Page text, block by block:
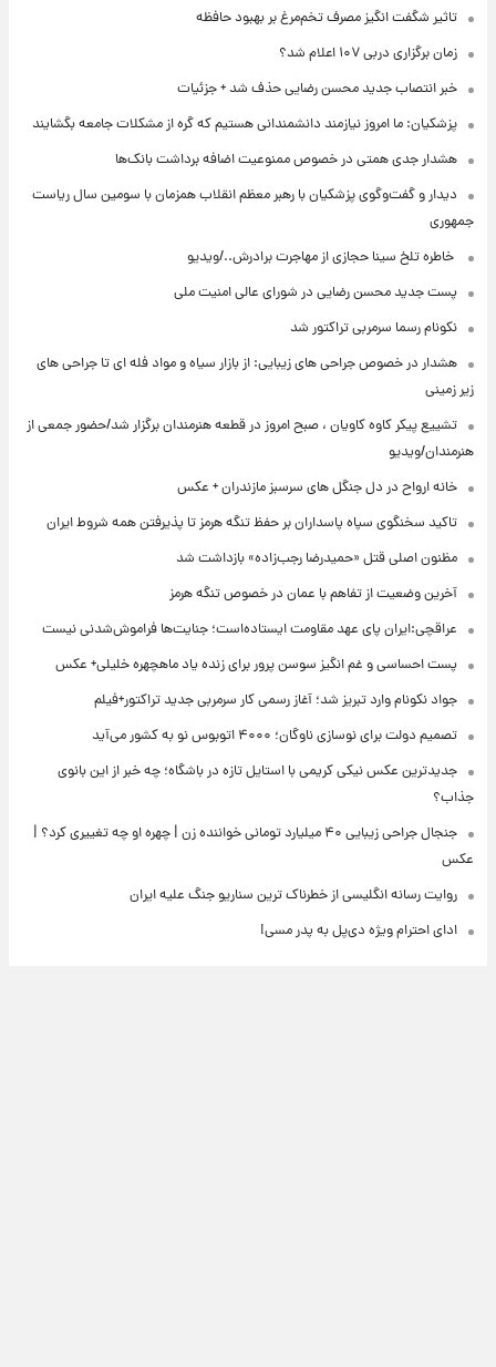
تاثیر شگفت انگیز مصرف تخم‌مرغ بر بهبود حافظه
زمان برگزاری دربی ۱۰۷ اعلام شد؟
خبر انتصاب جدید محسن رضایی حذف شد + جزئیات
پزشکیان: ما امروز نیازمند دانشمندانی هستیم که گره از مشکلات جامعه بگشایند
هشدار جدی همتی در خصوص ممنوعیت اضافه ‌برداشت بانک‌ها
دیدار و گفت‌وگوی پزشکیان با رهبر معظم انقلاب همزمان با سومین سال ریاست
جمهوری
⁨ خاطره تلخ سینا حجازی از مهاجرت برادرش../ویدیو
پست جدید محسن رضایی در شورای عالی امنیت ملی
نکونام رسما سرمربی تراکتور شد
هشدار در خصوص جراحی های زیبایی: از بازار سیاه و مواد فله ای تا جراحی های
زیر زمینی
تشییع پیکر کاوه کاویان ، صبح امروز در قطعه هنرمندان برگزار شد/حضور جمعی از
هنرمندان/ویدیو
خانه ارواح در دل جنگل های سرسبز مازندران + عکس
تاکید سخنگوی سپاه پاسداران بر حفظ تنگه هرمز تا پذیرفتن همه شروط ایران
مظنون اصلی قتل «حمیدرضا رجب‌زاده» بازداشت شد
آخرین وضعیت از تفاهم با عمان در خصوص تنگه هرمز
عراقچی:ایران پای عهد مقاومت ایستاده‌است؛ جنایت‌ها فراموش‌شدنی نیست
پست احساسی و غم انگیز سوسن پرور برای زنده یاد ماهچهره خلیلی+ عکس
جواد نکونام وارد تبریز شد؛ آغاز رسمی کار سرمربی جدید تراکتور+فیلم
تصمیم دولت برای نوسازی ناوگان؛ ۴۰۰۰ اتوبوس نو به کشور می‌آید
جدیدترین عکس نیکی کریمی با استایل تازه در باشگاه؛ چه خبر از این بانوی
جذاب؟
جنجال جراحی زیبایی ۴۰ میلیارد تومانی خواننده زن | چهره او چه تغییری کرد؟ |
عکس
روایت رسانه انگلیسی از خطرناک ترین سناریو جنگ علیه ایران
ادای احترام ویژه دی‌پل به پدر مسی!